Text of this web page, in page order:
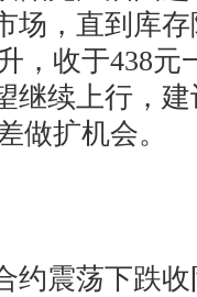
场，直到库
，收于438
继续上行，
做扩机会。
震荡下跌收